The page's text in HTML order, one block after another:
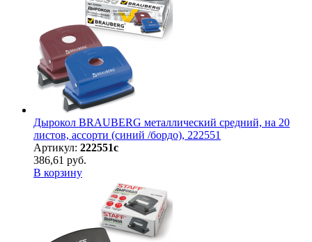
Дырокол BRAUBERG металлический средний, на 20
листов, ассорти (синий /бордо), 222551
Артикул: 222551с
386,61 руб.
В корзину